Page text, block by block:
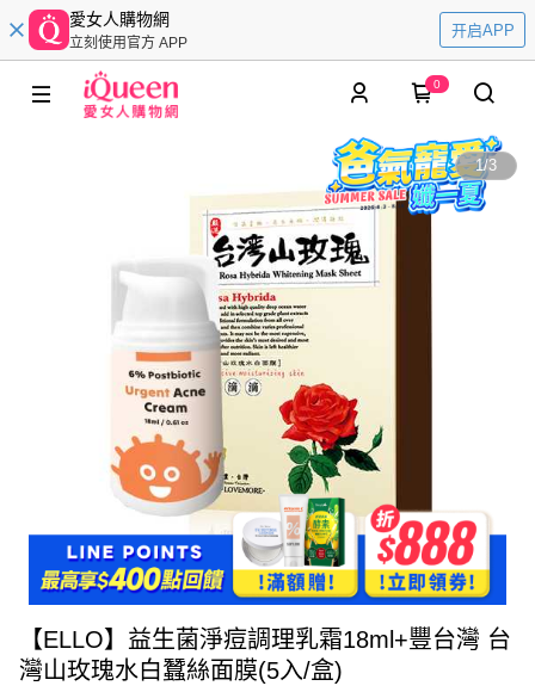
愛女人購物網
立刻使用官方 APP
开启APP
0
1/3
【ELLO】益生菌淨痘調理乳霜18ml+豐台灣 台
灣山玫瑰水白蠶絲面膜(5入/盒)